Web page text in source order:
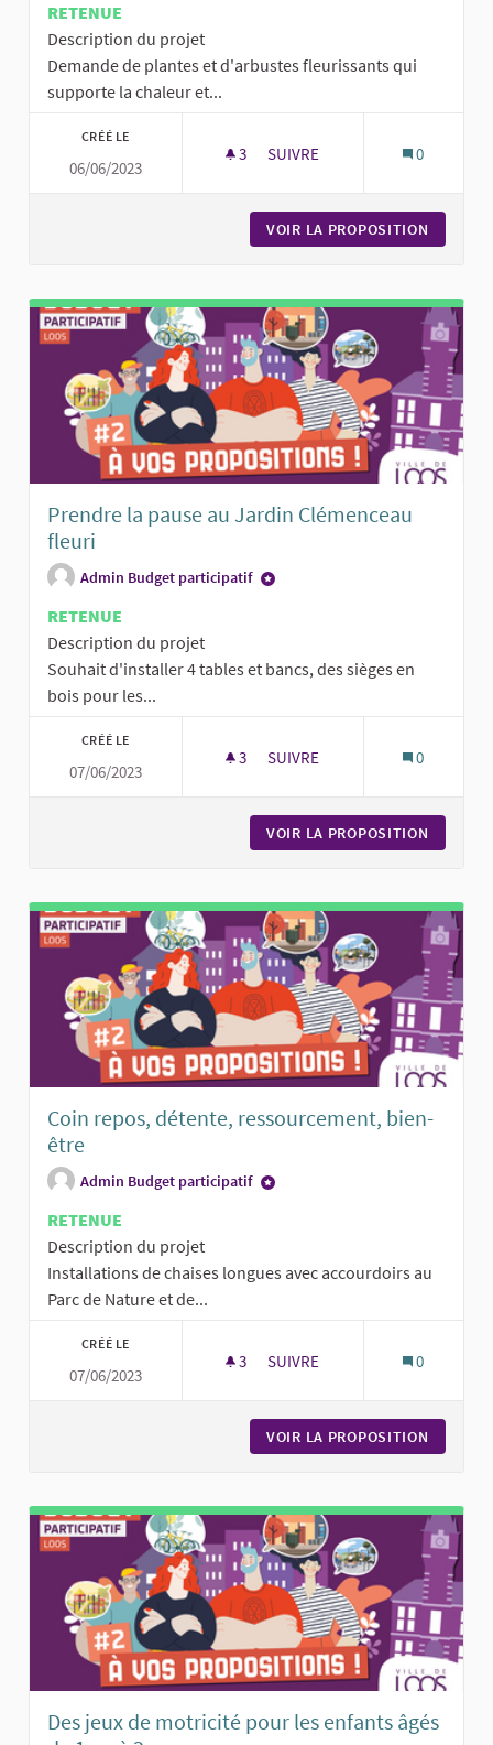
RETENUE
Description du projet
Demande de plantes et d'arbustes fleurissants qui
supporte la chaleur et...
CRÉÉ LE
06/06/2023
3 3 ABONNÉS
SUIVRE 0
VOIR LA PROPOSITION
Prendre la pause au Jardin Clémenceau
fleuri
Admin Budget participatif
RETENUE
Description du projet
Souhait d'installer 4 tables et bancs, des sièges en
bois pour les...
CRÉÉ LE
07/06/2023
3 3 ABONNÉS
SUIVRE 0
VOIR LA PROPOSITION
Coin repos, détente, ressourcement, bien-
être
Admin Budget participatif
RETENUE
Description du projet
Installations de chaises longues avec accourdoirs au
Parc de Nature et de...
CRÉÉ LE
07/06/2023
3 3 ABONNÉS
SUIVRE 0
VOIR LA PROPOSITION
Des jeux de motricité pour les enfants âgés